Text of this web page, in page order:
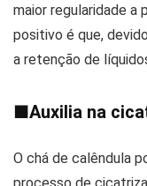
maior regularidade a
positivo é que,
a retenção de
■Auxilia na
O chá de calêndula
processo de